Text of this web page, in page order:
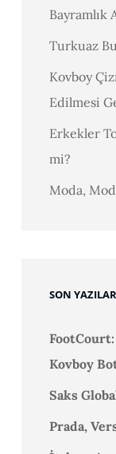
Bayramlık
Turkuaz
Kovboy
Edilmesi
Erkekler
mi?
Moda,
SON YAZILAR
Kovboy
Saks
Prada,